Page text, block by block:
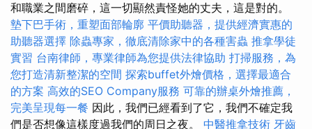
和職業之間磨碎，這一切顯然責怪她的丈夫，這是對的。
墊下巴手術，重塑面部輪廓 平價助聽器，提供經濟實惠的
助聽器選擇 除蟲專家，徹底清除家中的各種害蟲 推拿學徒
實習 台南律師，專業律師為您提供法律協助 打掃服務，為
您打造清新整潔的空間 探索buffet外燴價格，選擇最適合
的方案 高效的SEO Company服務 可靠的辦桌外燴推薦，
完美呈現每一餐 因此，我們已經看到了它，我們不確定我
們是否想像這樣度過我們的周日之夜。 中醫推拿技術 牙齒